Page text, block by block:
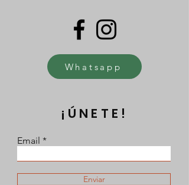
Whatsapp
¡ÚNETE!
Email
Enviar